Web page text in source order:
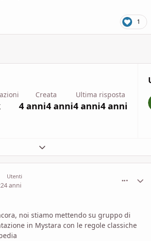
1
Creata
4 anni4 anni
Ultima risposta
4 anni4 anni
Espandi panoramica del topic
Utenti
4 anni
noi stiamo mettendo su gruppo di
in Mystara con le regole classiche